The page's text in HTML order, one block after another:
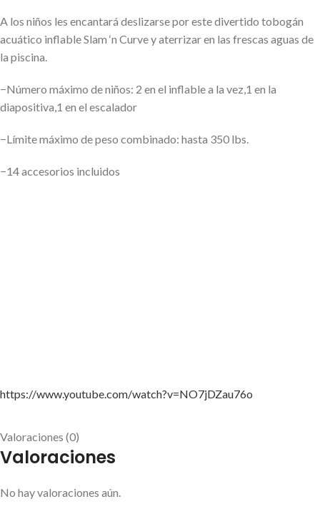
A los niños les encantará deslizarse por este divertido tobogán
acuático inflable Slam ‘n Curve y aterrizar en las frescas aguas de
la piscina.
−Número máximo de niños: 2 en el inflable a la vez,1 en la
diapositiva,1 en el escalador
−Límite máximo de peso combinado: hasta 350 lbs.
−14 accesorios incluidos
https://www.youtube.com/watch?v=NO7jDZau76o
Valoraciones (0)
Valoraciones
No hay valoraciones aún.